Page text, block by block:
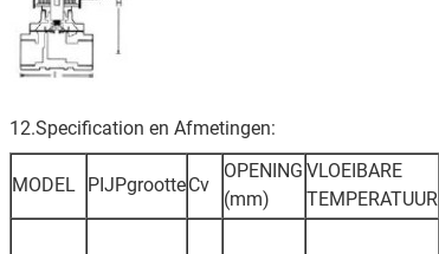
12.Specification en Afmetingen:
MODEL PIJPgrootteCv
OPENING
(mm)
VLOEIBARE
TEMPERATUUR